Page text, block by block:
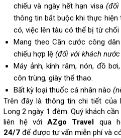
chiếu và ngày hết hạn visa (đối
thông tin bắt buộc khi thực hiện
có, việc lên tàu có thể bị từ chối
Mang theo Căn cước công
chiếu hợp lệ (đối với khách nước
Máy ảnh, kính râm, nón, đồ
côn trùng, giày thể thao.
Bất kỳ loại thuốc cá nhân nào
Trên đây là thông tin chi tiết
Long 2 ngày 1 đêm. Quý khách
liên hệ vớiAZgo Travel qua
24/7 để được tư vấn miễn phí và